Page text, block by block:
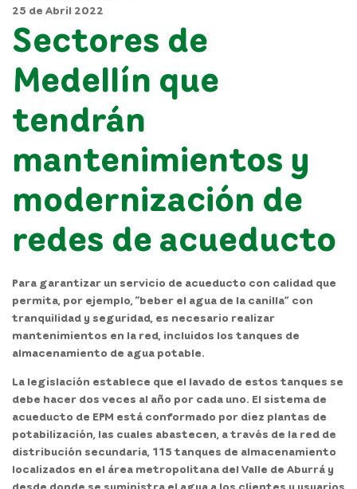
25 de Abril 2022
Sectores de
Medellín que
tendrán
mantenimientos y
modernización de
redes de acueducto
Para garantizar un servicio de acueducto con calidad que
permita, por ejemplo, “beber el agua de la canilla” con
tranquilidad y seguridad, es necesario realizar
mantenimientos en la red, incluidos los tanques de
almacenamiento de agua potable.
La legislación establece que el lavado de estos tanques se
debe hacer dos veces al año por cada uno. El sistema de
acueducto de EPM está conformado por diez plantas de
potabilización, las cuales abastecen, a través de la red de
distribución secundaria, 115 tanques de almacenamiento
localizados en el área metropolitana del Valle de Aburrá y
desde donde se suministra el agua a los clientes y usuarios